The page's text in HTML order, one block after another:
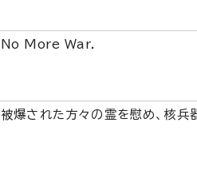
No More War.
被爆された方々の霊を慰め、核兵